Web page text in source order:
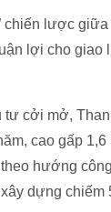
chiến lược
lợi cho giao
tư cởi mở,
cao gấp
hướng
dựng chiếm